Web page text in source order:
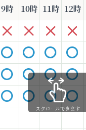
9時 10時 11時 12時
スクロールできます